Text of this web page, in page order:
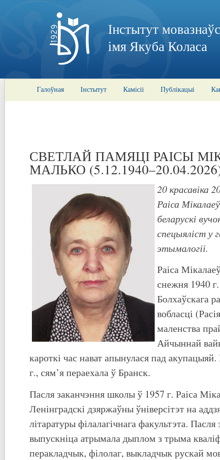
Інстытут
імя Якуба Коласа
Галоўная Інстытут Камісіі Публікацыі
СВЕТЛАЙ ПАМЯЦІ РАІСЫ
МАЛЬКО
20 красавіка
Раіса
беларускі
спецыяліст у
этымалогіі.
Раіса
снежня 1940
Болхаўскага
вобласці
маленства
Айчыннай
кароткі час нават апынулася пад
г., сям’я пераехала ў Бранск.
Пасля заканчэння школы ў 1957 г. Раіса
Ленінградскі дзяржаўны ўніверсітэт на
літаратуры філалагічнага факультэта. Пасля
выпускніца атрымала дыплом з трыма
перакладчык, філолаг, выкладчык рускай